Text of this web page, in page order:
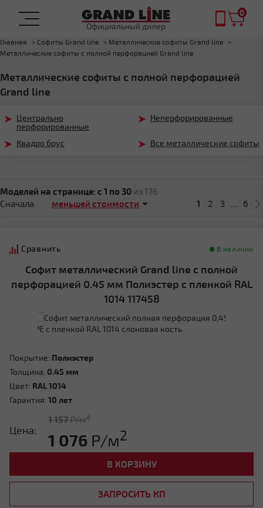
Официальный дилер
0
Главная Софиты Grand line
Металлические софиты Grand line
Металлические софиты с полной перфорацией Grand line
Металлические софиты с полной перфорацией
Grand line
Центрально
перфорированные
Неперфорированные
Квадро брус Все металлические софиты
Моделей на странице: c 1 по 30 из 176
Сначала
1 2 3 ... 6
Сравнить В наличии
Софит металлический Grand line с полной
перфорацией 0.45 мм Полиэстер с пленкой RAL
1014 117458
Покрытие: Полиэстер
Толщина: 0.45 мм
Цвет: RAL 1014
Гарантия: 10 лет
Цена:
1 157Р/м2
1 076 Р/м2
В КОРЗИНУ
ЗАПРОСИТЬ КП